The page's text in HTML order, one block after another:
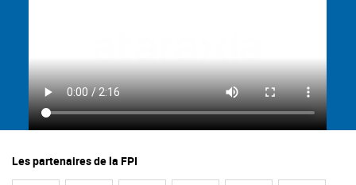
Les partenaires de la FPI